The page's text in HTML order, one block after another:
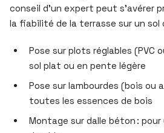
conseil d’un expert peut s’avérer
la fiabilité de la terrasse sur un sol
Pose sur plots réglables (PVC
sol plat ou en pente légère
Pose sur lambourdes (bois ou
toutes les essences de bois
Montage sur dalle béton :